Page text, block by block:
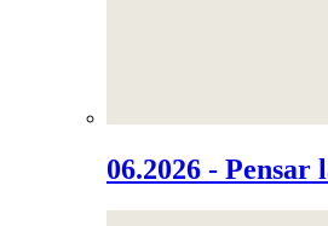
06.2026 -